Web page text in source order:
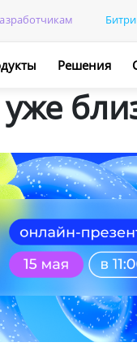
Решения